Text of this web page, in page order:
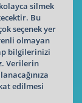
silmek
Bu
seçenek yer
olmayan
bilgilerinizi
Verilerin
edilmesi